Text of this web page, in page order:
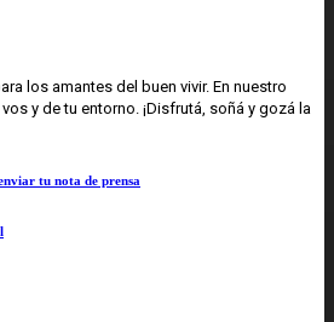
los amantes del buen vivir. En nuestro
y de tu entorno. ¡Disfrutá, soñá y gozá la
tu nota de prensa